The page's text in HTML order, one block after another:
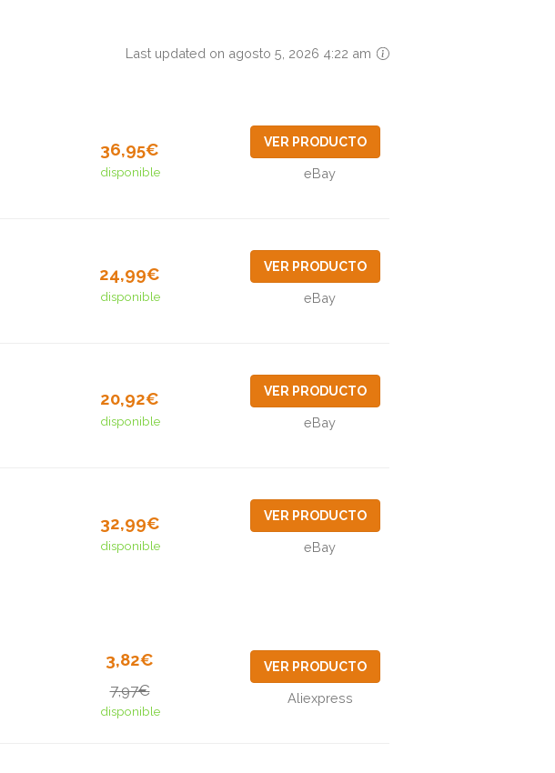
Last updated on agosto 5, 2026 4:22 am
36,95€
disponible
VER PRODUCTO
eBay
24,99€
disponible
VER PRODUCTO
eBay
20,92€
disponible
VER PRODUCTO
eBay
32,99€
disponible
VER PRODUCTO
eBay
3,82€
7,97€
disponible
VER PRODUCTO
Aliexpress